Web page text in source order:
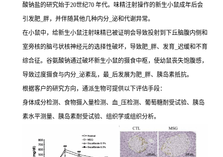
酸钠盐的研究始于20世纪70 年代。味精注射操作的新生小鼠成年后会
引发肥_胖，并伴随其他几种内分_泌和代谢异常。
在小鼠中，给新生小鼠注射味精已被证明会导致投射到下丘脑腹内侧和
室旁核的脑弓状核神经元的选择性破坏，导致肥_胖、发育_迟缓和不育
综合征。谷氨酸钠通过破坏新生小鼠的摄食中枢，使幼鼠丧失饱腹感，
导致过度摄食与内分_泌紊乱，最_后发展为肥_胖、胰岛素抵抗。
根据客户的研究方向，通派生物可提供以下评估手段：
身体成分检测、食物摄入量检测、血_压检测、葡萄糖耐受试验、胰岛
素水平测量、胰岛素耐受试验、组织学或组织分析。